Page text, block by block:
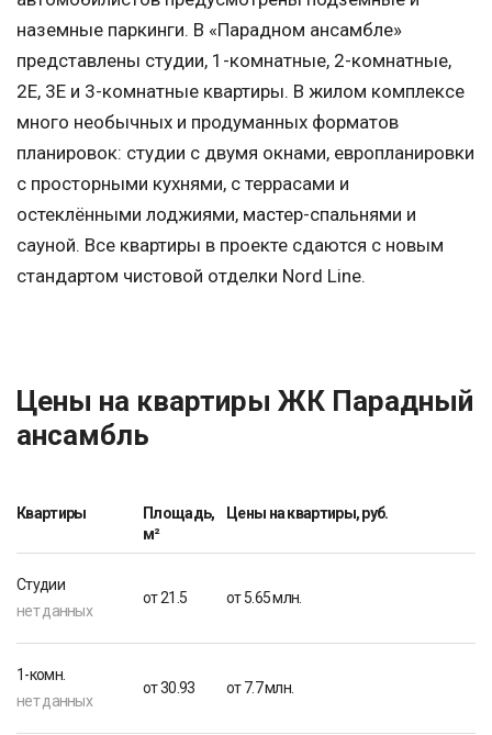
наземные паркинги. В «Парадном ансамбле»
представлены студии, 1-комнатные, 2-комнатные,
2Е, 3Е и 3-комнатные квартиры. В жилом комплексе
много необычных и продуманных форматов
планировок: студии с двумя окнами, европланировки
с просторными кухнями, с террасами и
остеклёнными лоджиями, мастер-спальнями и
сауной. Все квартиры в проекте сдаются с новым
стандартом чистовой отделки Nord Line.
Цены на квартиры ЖК Парадный
ансамбль
Квартиры
Площадь,
м²
Цены на квартиры, руб.
Студии
нет данных
от 21.5 от 5.65 млн.
1-комн.
нет данных
от 30.93 от 7.7 млн.